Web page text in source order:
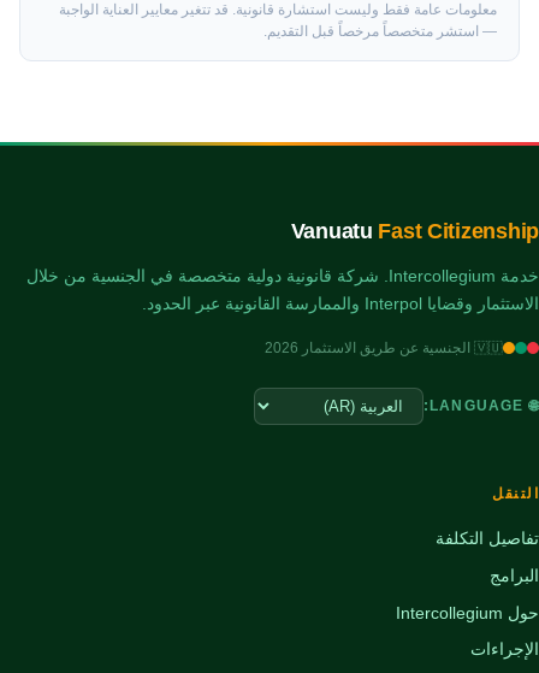
معلومات عامة فقط وليست استشارة قانونية. قد تتغير معايير العناية الواجبة
— استشر متخصصاً مرخصاً قبل التقديم.
Vanuatu Fast Citizenship
خدمة Intercollegium. شركة قانونية دولية متخصصة في الجنسية من خلال
الاستثمار وقضايا Interpol والممارسة القانونية عبر الحدود.
🇻🇺 الجنسية عن طريق الاستثمار 2026
🌐 LANGUAGE:
التنقل
تفاصيل التكلفة
البرامج
حول Intercollegium
الإجراءات